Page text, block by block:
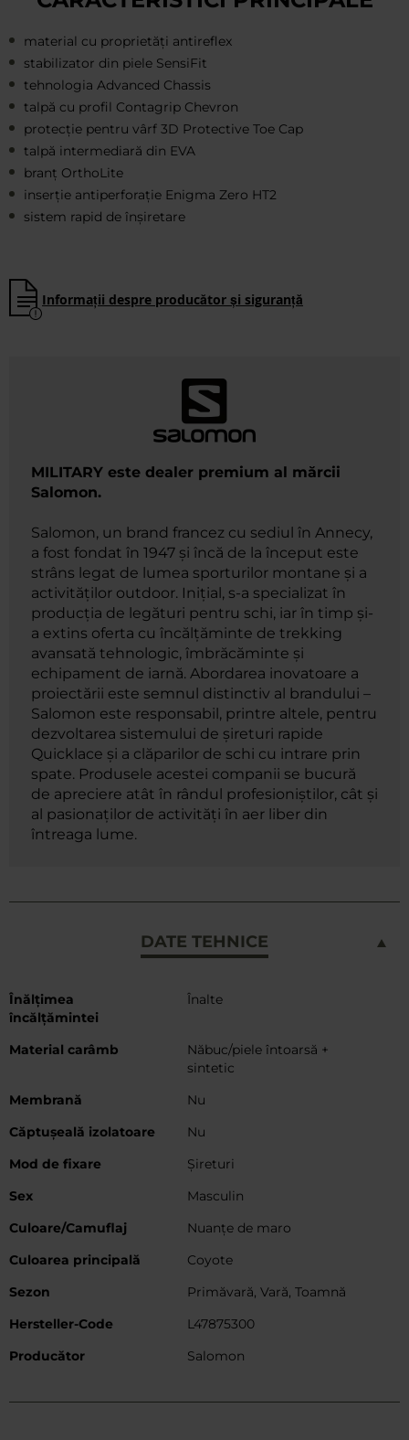
material cu proprietăți antireflex
stabilizator din piele SensiFit
tehnologia Advanced Chassis
talpă cu profil Contagrip Chevron
protecție pentru vârf 3D Protective Toe Cap
talpă intermediară din EVA
branț OrthoLite
inserție antiperforație Enigma Zero HT2
sistem rapid de înșiretare
Informații despre producător și siguranță
MILITARY este dealer premium al mărcii
Salomon.
Salomon, un brand francez cu sediul în Annecy,
a fost fondat în 1947 și încă de la început este
strâns legat de lumea sporturilor montane și a
activităților outdoor. Inițial, s-a specializat în
producția de legături pentru schi, iar în timp și-
a extins oferta cu încălțăminte de trekking
avansată tehnologic, îmbrăcăminte și
echipament de iarnă. Abordarea inovatoare a
proiectării este semnul distinctiv al brandului –
Salomon este responsabil, printre altele, pentru
dezvoltarea sistemului de șireturi rapide
Quicklace și a clăparilor de schi cu intrare prin
spate. Produsele acestei companii se bucură
de apreciere atât în rândul profesioniștilor, cât și
al pasionaților de activități în aer liber din
întreaga lume.
DATE TEHNICE
Mai
multe
Înălțimea
încălțămintei
Înalte
Material carâmb
Năbuc/piele întoarsă +
sintetic
Membrană
Nu
Căptușeală izolatoare
Nu
Mod de fixare
Șireturi
Sex
Masculin
Culoare/Camuflaj
Nuanțe de maro
Culoarea principală
Coyote
Sezon
Primăvară, Vară, Toamnă
Hersteller-Code
L47875300
Producător
Salomon